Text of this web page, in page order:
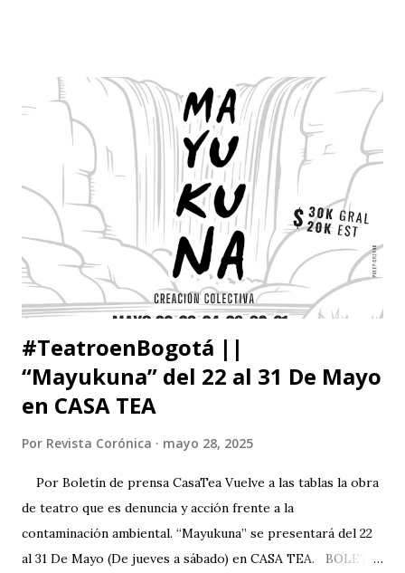
Apéndice, no he leído ni remo¬tamente tanto como el
catedrático, la rata de biblioteca o siquiera el hombre -bien
educado-, pero no cabe duda de que he leído un centenar
de veces más de lo que debí haber leído para mi propio
bien. Dícese que sólo uno de cada cinco norteamericanos
lee libros pero hasta este pequeño número de lectores es
exagerado. Escasa¬mente habrá alguno de ellos que viva
con sabiduría o pleni...
#TeatroenBogotá ||
“Mayukuna” del 22 al 31 De Mayo
en CASA TEA
Por Revista Corónica mayo 28, 2025
Por Boletín de prensa CasaTea Vuelve a las tablas la obra
de teatro que es denuncia y acción frente a la
contaminación ambiental. “Mayukuna” se presentará del 22
al 31 De Mayo (De jueves a sábado) en CASA TEA. BOLETÍN